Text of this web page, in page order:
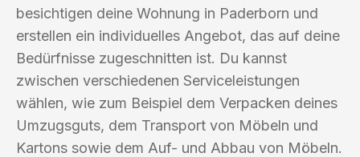
besichtigen deine Wohnung in Paderborn und
erstellen ein individuelles Angebot, das auf deine
Bedürfnisse zugeschnitten ist. Du kannst
zwischen verschiedenen Serviceleistungen
wählen, wie zum Beispiel dem Verpacken deines
Umzugsguts, dem Transport von Möbeln und
Kartons sowie dem Auf- und Abbau von Möbeln.